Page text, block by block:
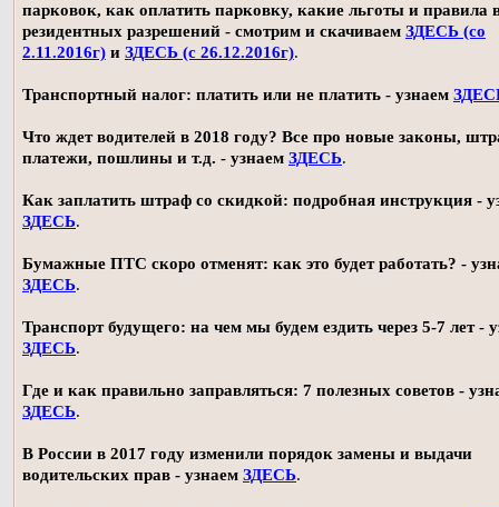
парковок, как оплатить парковку, какие льготы и правила
резидентных разрешений - смотрим и скачиваем ЗДЕСЬ (со
2.11.2016г) и ЗДЕСЬ (с 26.12.2016г).
Транспортный налог: платить или не платить - узнаем
Что ждет водителей в 2018 году? Все про новые законы,
платежи, пошлины и т.д. - узнаем ЗДЕСЬ.
Как заплатить штраф со скидкой: подробная инструкция -
ЗДЕСЬ.
Бумажные ПТС скоро отменят: как это будет работать? -
ЗДЕСЬ.
Транспорт будущего: на чем мы будем ездить через 5-7 лет -
ЗДЕСЬ.
Где и как правильно заправляться: 7 полезных советов -
ЗДЕСЬ.
В России в 2017 году изменили порядок замены и выдачи
водительских прав - узнаем ЗДЕСЬ.